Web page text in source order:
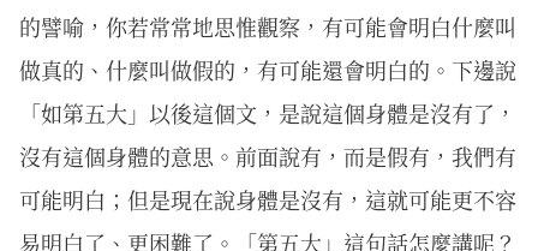
的譬喻，你若常常地思惟觀察，有可能會明白什麼叫
做真的、什麼叫做假的，有可能還會明白的。下邊說
「如第五大」以後這個文，是說這個身體是沒有了，
沒有這個身體的意思。前面說有，而是假有，我們有
可能明白；但是現在說身體是沒有，這就可能更不容
易明白了、更困難了。「第五大」這句話怎麼講呢？